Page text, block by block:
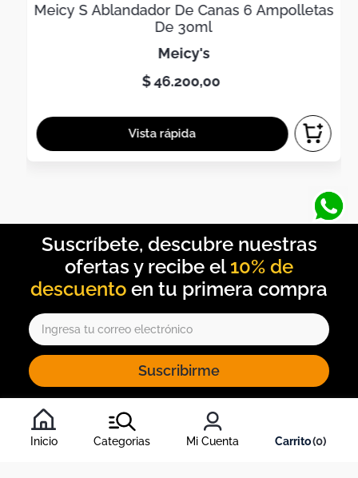
Inicio Categorias Mi Cuenta 0
Meicy S Ablandador De Canas 6 Ampolletas
De 30ml
meicy's
$46.200,00
10% de
descuento
Suscribirme
Al inscribirte al newsletter, aceptas nuestros
condiciones
, y nuestrapolítica de tratamiento de información